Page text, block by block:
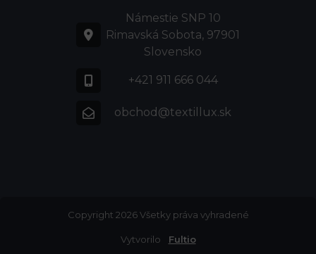
Námestie SNP 10
Rimavská Sobota, 97901
Slovensko
+421 911 666 044
obchod@textillux.sk
Copyright 2026 Všetky práva vyhradené
Vytvorilo Fultio